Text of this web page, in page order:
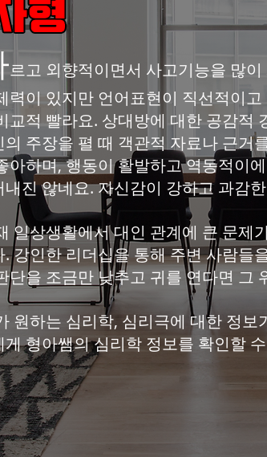
르고 외향적이면서 사고기능을 많
력이 있지만 언어표현이 직선적이
교적 빨라요. 상대방에 대한 공감적
의 주장을 펼 때 객관적 자료나 근거
아하며, 행동이 활발하고 역동적이
내진 않네요. 자신감이 강하고 과감
일상생활에서 대인 관계에 큰 문제
. 강인한 리더십을 통해 주변 사람들
단을 조금만 낮추고 귀를 연다면 그
원하는 심리학, 심리극에 대한 정
게 형아쌤의 심리학 정보를 확인할